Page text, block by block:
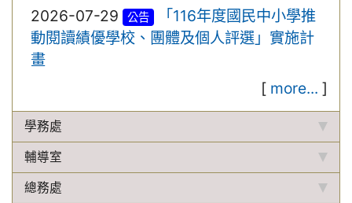
2026-07-29
公告
「116年度國民中小學推
動閱讀績優學校、團體及個人評選」實施計
畫
[ more... ]
學務處
輔導室
總務處